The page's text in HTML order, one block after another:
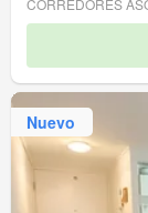
CORREDORES
Nuevo